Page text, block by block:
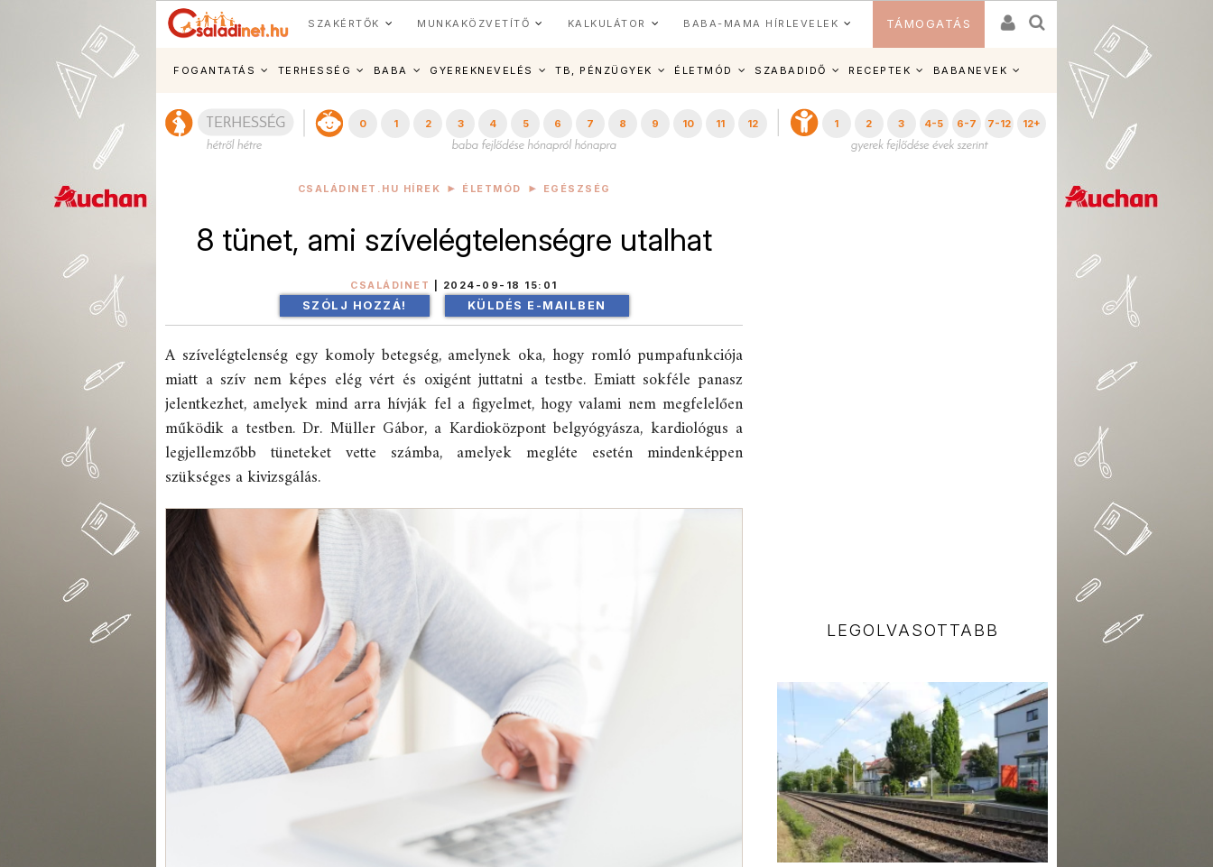
SZAKÉRTŐK MUNKAKÖZVETÍTŐ KALKULÁTOR BABA-MAMA HÍRLEVELEK TÁMOGATÁS
FOGANTATÁS TERHESSÉG BABA GYEREKNEVELÉS TB, PÉNZÜGYEK ÉLETMÓD SZABADIDŐ RECEPTEK BABANEVEK
0 1 2 3 4 5 6 7 8 9 10 11 12 1 2 3 4-5 6-7 7-12 12+
CSALÁDINET.HU HÍREK ÉLETMÓD EGÉSZSÉG
8 tünet, ami szívelégtelenségre utalhat
CSALÁDINET 2024-09-18 15:01
SZÓLJ HOZZÁ! KÜLDÉS E-MAILBEN
A szívelégtelenség egy komoly betegség, amelynek oka, hogy romló pumpafunkciója
miatt a szív nem képes elég vért és oxigént juttatni a testbe. Emiatt sokféle panasz
jelentkezhet, amelyek mind arra hívják fel a figyelmet, hogy valami nem megfelelően
működik a testben. Dr. Müller Gábor, a Kardioközpont belgyógyásza, kardiológus a
legjellemzőbb tüneteket vette számba, amelyek megléte esetén mindenképpen
szükséges a kivizsgálás.
LEGOLVASOTTABB